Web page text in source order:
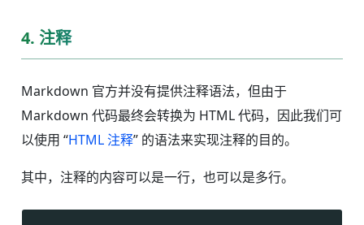
4. 注释
Markdown 官方并没有提供注释语法，但由于
Markdown 代码最终会转换为 HTML 代码，因此我们可
以使用 “HTML 注释” 的语法来实现注释的目的。
其中，注释的内容可以是一行，也可以是多行。